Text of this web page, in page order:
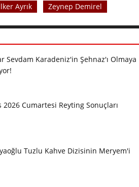
Ayrık Zeynep Demirel
Sevdam Karadeniz'in Şehnaz'ı Olmaya
2026 Cumartesi Reyting Sonuçları
Tuzlu Kahve Dizisinin Meryem'i